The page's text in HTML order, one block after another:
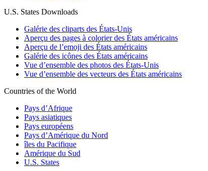
U.S. States Downloads
Galérie des cliparts des États-Unis
Aperçu des pages à colorier des États américains
Aperçu de l’emoji des États américains
Galérie des icônes des États américains
Vue d’ensemble des photos des États-Unis
Vue d’ensemble des vecteurs des États américains
Countries of the World
Pays d’Afrique
Pays asiatiques
Pays européens
Pays d’Amérique du Nord
îles du Pacifique
Amérique du Sud
U.S. States